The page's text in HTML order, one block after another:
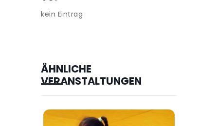
kein Eintrag
ÄHNLICHE
VERANSTALTUNGEN